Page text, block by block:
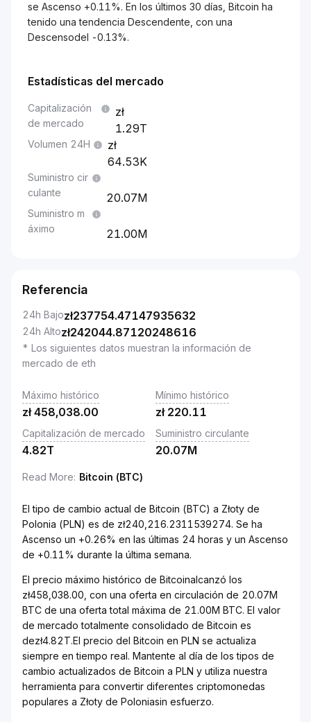
se Ascenso +0.11%. En los últimos 30 días, Bitcoin ha
tenido una tendencia Descendente, con una
Descensodel -0.13%.
Estadísticas del mercado
Capitalización
de mercado
1.29T
Volumen 24H
64.53K
Suministro cir
culante
20.07M
Suministro m
áximo
21.00M
Referencia
24h Bajozł237754.47147935632
24h Altozł242044.87120248616
* Los siguientes datos muestran la información de
mercado de eth
Máximo histórico
zł 458,038.00
Mínimo histórico
zł 220.11
Capitalización de mercado
4.82T
Suministro circulante
20.07M
Read More: Bitcoin (BTC)
El tipo de cambio actual de Bitcoin (BTC) a Złoty de
Polonia (PLN) es de zł240,216.2311539274. Se ha
Ascenso un +0.26% en las últimas 24 horas y un Ascenso
de +0.11% durante la última semana.
El precio máximo histórico de Bitcoinalcanzó los
zł458,038.00, con una oferta en circulación de 20.07M
BTC de una oferta total máxima de 21.00M BTC. El valor
de mercado totalmente consolidado de Bitcoin es
dezł4.82T.El precio del Bitcoin en PLN se actualiza
siempre en tiempo real. Mantente al día de los tipos de
cambio actualizados de Bitcoin a PLN y utiliza nuestra
herramienta para convertir diferentes criptomonedas
populares a Złoty de Poloniasin esfuerzo.